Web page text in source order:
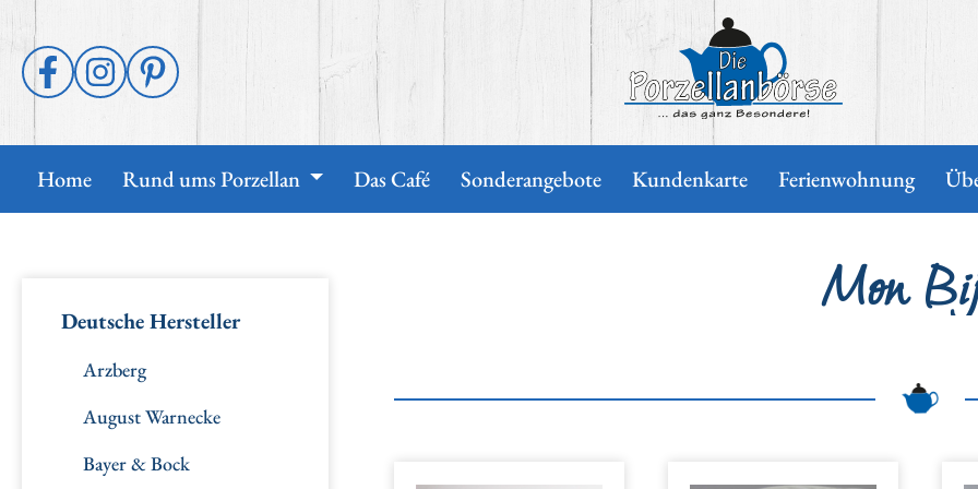
Home Rund ums Porzellan Das Café Sonderangebote Kundenkarte Ferienwohnung
Deutsche Hersteller
Arzberg
August Warnecke
Bayer & Bock
Mon